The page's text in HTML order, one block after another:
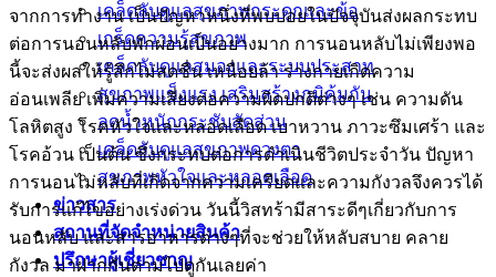
เคล็ดลับดูแลสุขภาพกระดูกและข้อ
เกร็ดความรู้สุขภาพ
เคล็ดลับดูแลสมองและระบบประสาท
สุขภาพแข็งแรง เสริมสร้างภูมิคุ้มกัน
ลดน้ำหนักกระชับสัดส่วน
เคล็ดลับดูแลสุขภาพดวงตา
สุขภาพหัวใจและหลอดเลือด
ข่าวสาร
สถานที่จัดจำหน่ายสินค้า
ปรึกษาผู้เชี่ยวชาญ
จากการทำงาน เป็นปัญหาหนึ่งที่พบบ่อยในปัจจุบันส่งผลกระทบ
ต่อการนอนหลับพักผ่อนเป็นอย่างมาก การนอนหลับไม่เพียงพอ
นี้จะส่งผลให้รู้สึกไม่สดชื่น เหนื่อยล้า ร่างกายเกิดความ
อ่อนเพลีย เพิ่มความเสี่ยงต่อความผิดปกติต่างๆ เช่น ความดัน
โลหิตสูง โรคหัวใจและหลอดเลือด เบาหวาน ภาวะซึมเศร้า และ
โรคอ้วน เป็นต้น ซึ่งกระทบต่อการดำเนินชีวิตประจำวัน ปัญหา
การนอนไม่หลับที่เกิดจากความเครียดและความกังวลจึงควรได้
รับการแก้ไขอย่างเร่งด่วน วันนี้วิสทร้ามีสาระดีๆเกี่ยวกับการ
นอนหลับ และสารอาหารต่างๆที่จะช่วยให้หลับสบาย คลาย
กังวล มาฝากกันตามไปดูกันเลยค่า